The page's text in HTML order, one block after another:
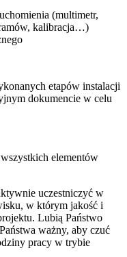
(multimetr,
kalibracja…)
etapów instalacji
dokumencie w celu
elementów
uczestniczyć w
w którym jakość i
Lubią Państwo
ważny, aby czuć
pracy w trybie